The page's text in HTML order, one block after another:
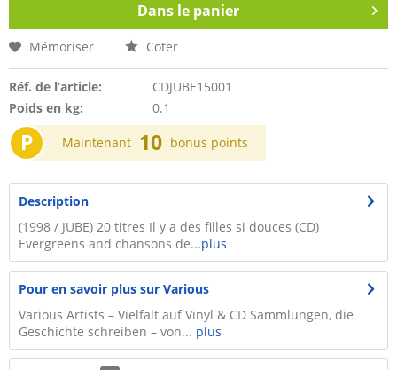
Dans le panier
Mémoriser Coter
Réf. de l’article:
CDJUBE15001
Poids en kg:
0.1
P Maintenant 10 bonus points
Description
(1998 / JUBE) 20 titres Il y a des filles si douces (CD)
Evergreens and chansons de...plus
Pour en savoir plus sur Various
Various Artists – Vielfalt auf Vinyl & CD Sammlungen, die
Geschichte schreiben – von... plus